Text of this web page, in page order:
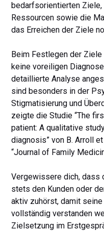
bedarfsorientierten
Ressourcen sowie die
das Erreichen der Ziele
Beim Festlegen der
keine voreiligen
detaillierte Analyse
sind besonders in der
Stigmatisierung und
zeigte die Studie “The
patient: A qualitative
diagnosis” von B. Arroll
“Journal of Family
Vergewissere dich, dass
stets den Kunden oder
aktiv zuhörst, damit
vollständig verstanden
Zielsetzung im